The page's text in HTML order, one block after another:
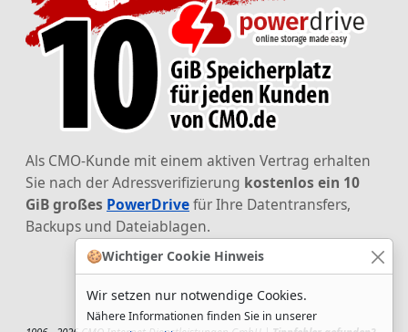
🍪Wichtiger Cookie Hinweis
Wir setzen nur notwendige Cookies.
Nähere Informationen finden Sie in unserer
Als CMO-Kunde mit einem aktiven Vertrag erhalten
Sie nach der Adressverifizierung kostenlos ein 10
GiB großes PowerDrivefür Ihre Datentransfers,
Backups und Dateiablagen.